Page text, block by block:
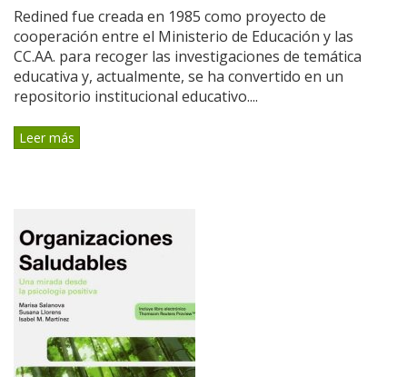
Redined fue creada en 1985 como proyecto de
cooperación entre el Ministerio de Educación y las
CC.AA. para recoger las investigaciones de temática
educativa y, actualmente, se ha convertido en un
repositorio institucional educativo....
Leer más